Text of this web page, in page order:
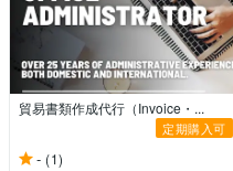
貿易書類作成代行（Invoice・...
定期購入可
- (1)